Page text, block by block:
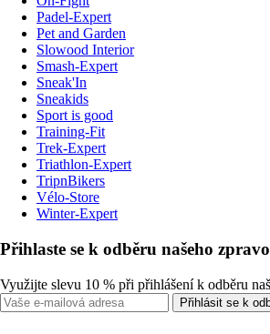
Padel-Expert
Pet and Garden
Slowood Interior
Smash-Expert
Sneak'In
Sneakids
Sport is good
Training-Fit
Trek-Expert
Triathlon-Expert
TripnBikers
Vélo-Store
Winter-Expert
Přihlaste se k odběru našeho
Využijte slevu 10 % při přihlášení k odběru
Přihlásit se k